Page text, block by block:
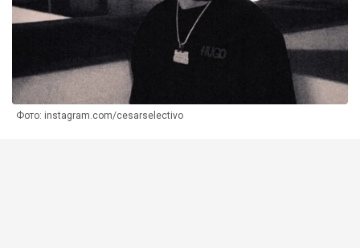
Фото: instagram.com/cesarselectivo